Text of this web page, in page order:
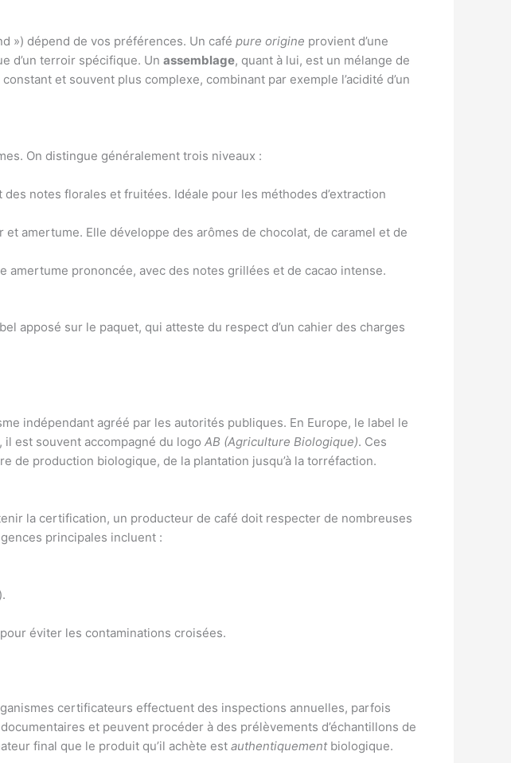
») dépend de vos préférences. Un café pure origine provient d’une
d’un terroir spécifique. Un assemblage, quant à lui, est un mélange de
et souvent plus complexe, combinant par exemple l’acidité d’un
On distingue généralement trois niveaux :
notes florales et fruitées. Idéale pour les méthodes d’extraction
amertume. Elle développe des arômes de chocolat, de caramel et de
amertume prononcée, avec des notes grillées et de cacao intense.
apposé sur le paquet, qui atteste du respect d’un cahier des charges
indépendant agréé par les autorités publiques. En Europe, le label le
il est souvent accompagné du logo AB (Agriculture Biologique). Ces
production biologique, de la plantation jusqu’à la torréfaction.
la certification, un producteur de café doit respecter de nombreuses
principales incluent :
éviter les contaminations croisées.
certificateurs effectuent des inspections annuelles, parfois
et peuvent procéder à des prélèvements d’échantillons de
final que le produit qu’il achète est authentiquementbiologique.